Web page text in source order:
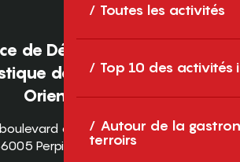
Toutes les activités
Top 10 des activités
Autour de la
terroirs
de Développement
des Pyrénées-
Orientales
des Pyrénées
Perpignan Cedex